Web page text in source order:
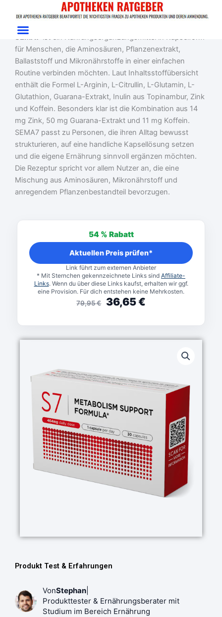
Inhalt
springen
Gewichtsmanagement / SEMA7
SEMA7 Test: Aminosäuren und Zink im Alltag
SEMA7 ist ein Nahrungsergänzungsmittel in Kapselform
für Menschen, die Aminosäuren, Pflanzenextrakt,
Ballaststoff und Mikronährstoffe in einer einfachen
Routine verbinden möchten. Laut Inhaltsstoffübersicht
enthält die Formel L-Arginin, L-Citrullin, L-Glutamin, L-
Glutathion, Guarana-Extrakt, Inulin aus Topinambur, Zink
und Koffein. Besonders klar ist die Kombination aus 14
mg Zink, 50 mg Guarana-Extrakt und 11 mg Koffein.
SEMA7 passt zu Personen, die ihren Alltag bewusst
strukturieren, auf eine handliche Kapsellösung setzen
und die eigene Ernährung sinnvoll ergänzen möchten.
Die Rezeptur spricht vor allem Nutzer an, die eine
Mischung aus Aminosäuren, Mikronährstoff und
anregendem Pflanzenbestandteil bevorzugen.
54 % Rabatt
79,95€
war:
79,95 €
36,65€
36,65 €.
Aktuellen Preis prüfen*
Link führt zum externen Anbieter
* Mit Sternchen gekennzeichnete Links sind Affiliate-
Links. Wenn du über diese Links kaufst, erhalten wir ggf.
eine Provision. Für dich entstehen keine Mehrkosten.
Produkt Test & Erfahrungen
VonStephan
Produkttester & Ernährungsberater mit
Studium im Bereich Ernährung